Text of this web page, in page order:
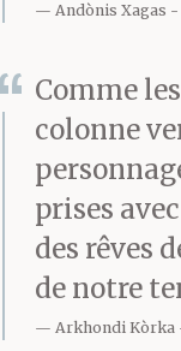
dit
sou et
Il
rougir
Andònis Xagas
Comme
colonne
prises
des rêves
de notre
Arkhondi Kòrka